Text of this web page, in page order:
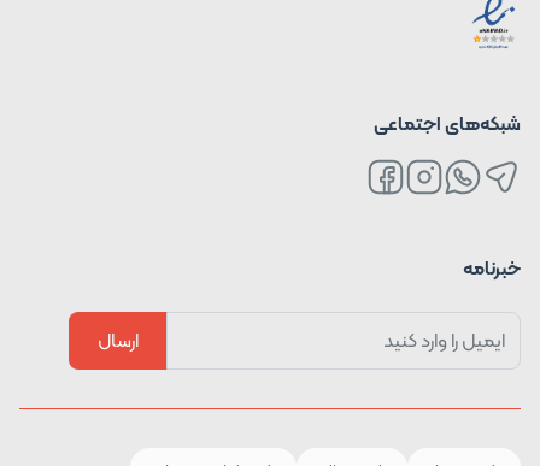
شبکه‌های اجتماعی
خبرنامه
ارسال